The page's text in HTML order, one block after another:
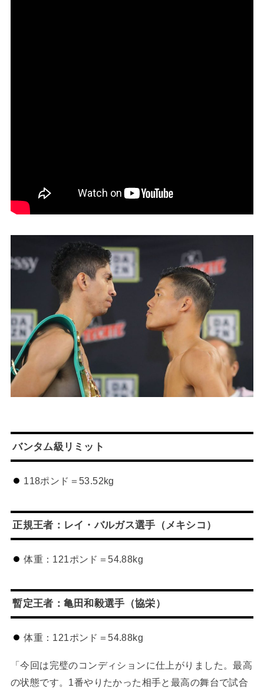
バンタム級リミット
118ポンド＝53.52kg
正規王者：レイ・バルガス選手（メキシコ）
体重：121ポンド＝54.88kg
暫定王者：亀田和毅選手（協栄）
体重：121ポンド＝54.88kg
「今回は完璧のコンディションに仕上がりました。最高
の状態です。1番やりたかった相手と最高の舞台で試合